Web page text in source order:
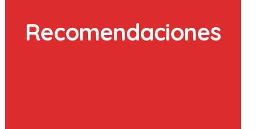
Recomendaciones